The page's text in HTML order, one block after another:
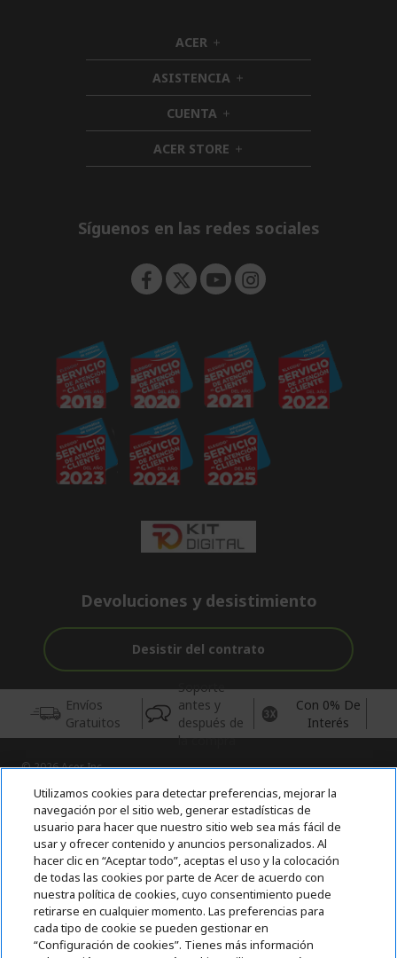
ACER h
i
d
d
e
n
ASISTENCIA h
i
d
e
n
CUENTA h
i
d
d
ACER STORE h
i
e
Síguenos en las redes sociales
Devoluciones y desistimiento
Desistir del contrato
Envíos
Gratuitos
Soporte
antes y
después de
la compra
Con 0% De
Interés
© 2026 Acer Inc.
CPYou BV es el vendedor y distribuidor autorizado de los
productos y servicios ofrecidos en esta tienda.
Incluida la aportación para la gestión de RAEES, según RD.
110/2015, inscrita en el RII-AEE Nº 7573; de pilas y baterías, según
RD. 106/2008, inscrita en el RII-PYA Nº 2180. Adherida a los
sistemas integrales de gestión de ecopilas y ecoembes.
Utilizamos cookies para detectar preferencias, mejorar la
navegación por el sitio web, generar estadísticas de
usuario para hacer que nuestro sitio web sea más fácil de
usar y ofrecer contenido y anuncios personalizados. Al
hacer clic en “Aceptar todo”, aceptas el uso y la colocación
de todas las cookies por parte de Acer de acuerdo con
nuestra política de cookies, cuyo consentimiento puede
retirarse en cualquier momento. Las preferencias para
cada tipo de cookie se pueden gestionar en
“Configuración de cookies”. Tienes más información